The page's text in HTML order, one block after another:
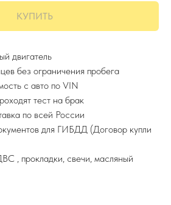
КУПИТЬ
двигатель
без ограничения пробега
с авто по VIN
тест на брак
по всей России
для ГИБДД (Договор купли
, прокладки, свечи, масляный